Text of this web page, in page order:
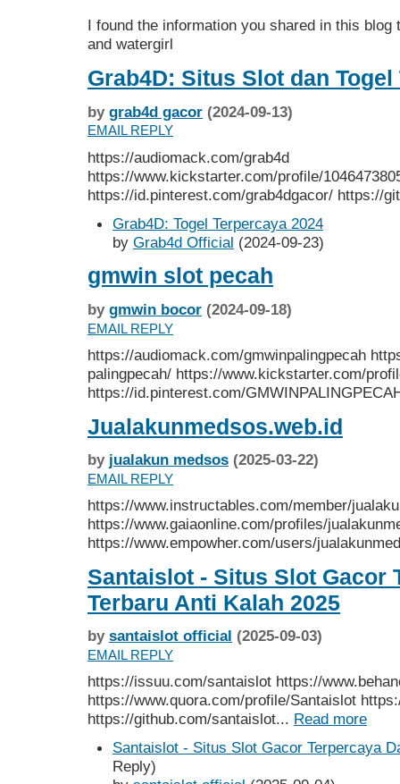
I found the information you shared in this
and watergirl
Grab4D: Situs Slot dan Togel
by grab4d gacor (2024-09-13)
EMAIL REPLY
https://audiomack.com/grab4d
https://www.kickstarter.com/profile/
https://id.pinterest.com/grab4dgacor/ https://
Grab4D: Togel Terpercaya 2024
by Grab4d Official (2024-09-23)
gmwin slot pecah
by gmwin bocor (2024-09-18)
EMAIL REPLY
https://audiomack.com/gmwinpalingpecah
palingpecah/ https://www.kickstarter.com/
https://id.pinterest.com/
Jualakunmedsos.web.id
by jualakun medsos (2025-03-22)
EMAIL REPLY
https://www.instructables.com/member/
https://www.gaiaonline.com/profiles/
https://www.empowher.com/users/
Santaislot - Situs Slot Gacor
Terbaru Anti Kalah 2025
by santaislot official (2025-09-03)
EMAIL REPLY
https://issuu.com/santaislot https://
https://www.quora.com/profile/Santaislot
https://github.com/santaislot... Read more
Santaislot - Situs Slot Gacor Terpercaya
Reply)